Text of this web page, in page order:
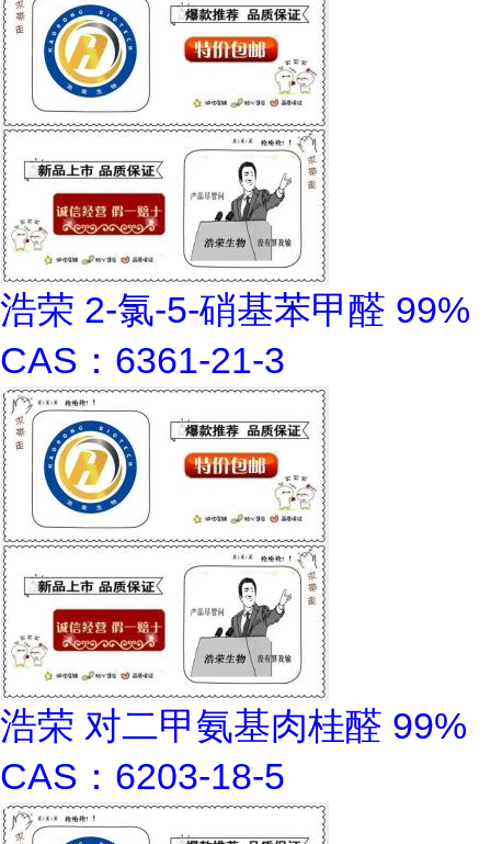
浩荣 2-氯-5-硝基苯甲醛 99%
CAS：6361-21-3
浩荣 对二甲氨基肉桂醛 99%
CAS：6203-18-5